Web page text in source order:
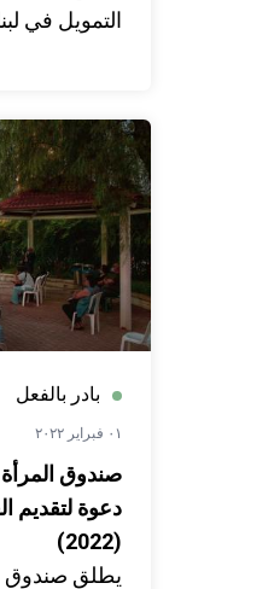
التمويل في
والشبابية في
والفتيات،
بناء السلام
الإنسانية.
بادر بالفعل
٠١ فبراير ٢٠٢٢
صندوق
دعوة لتقديم
(2022)
يطلق صندوق